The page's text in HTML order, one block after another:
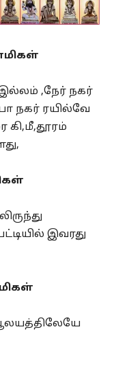
இல்லம் ,நேர் நகர்
நகர் ரயில்வே
இவரது